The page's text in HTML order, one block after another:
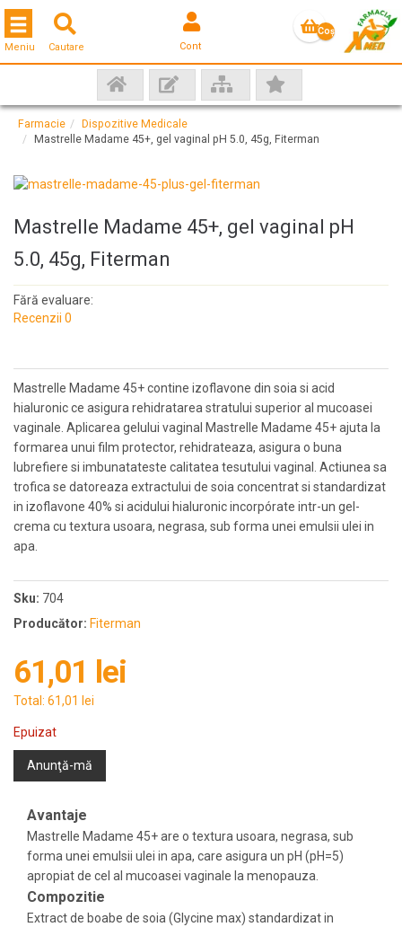
Cautare Cont
Coş
Toggle navigation
Meniu
Farmacie
Dispozitive Medicale
Mastrelle Madame 45+, gel vaginal pH 5.0, 45g, Fiterman
Mastrelle Madame 45+, gel vaginal pH
5.0, 45g, Fiterman
Fără evaluare:
Recenzii 0
Mastrelle Madame 45+ contine izoflavone din soia si acid
hialuronic ce asigura rehidratarea stratului superior al mucoasei
vaginale. Aplicarea gelului vaginal Mastrelle Madame 45+ ajuta la
formarea unui film protector, rehidrateaza, asigura o buna
lubrefiere si imbunatateste calitatea tesutului vaginal. Actiunea sa
trofica se datoreaza extractului de soia concentrat si standardizat
in izoflavone 40% si acidului hialuronic incorpórate intr-un gel-
crema cu textura usoara, negrasa, sub forma unei emulsii ulei in
apa.
Sku: 704
Producător: Fiterman
61,01 lei
Total: 61,01 lei
Epuizat
Anunţă-mă
Avantaje
Mastrelle Madame 45+ are o textura usoara, negrasa, sub
forma unei emulsii ulei in apa, care asigura un pH (pH=5)
apropiat de cel al mucoasei vaginale la menopauza.
Compozitie
Extract de boabe de soia (Glycine max) standardizat in